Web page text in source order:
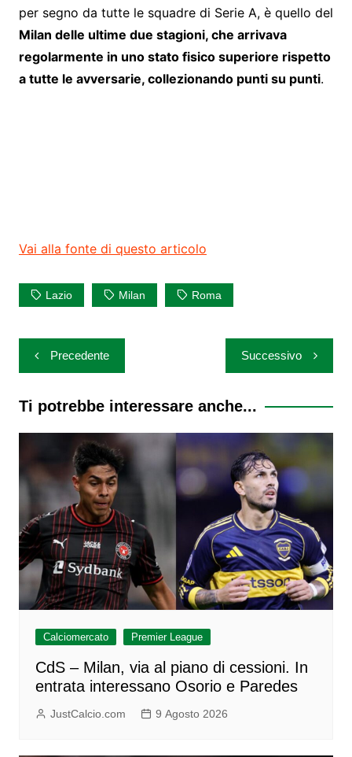
per segno da tutte le squadre di Serie A, è quello del
Milan delle ultime due stagioni, che arrivava
regolarmente in uno stato fisico superiore rispetto
a tutte le avversarie, collezionando punti su punti.
Vai alla fonte di questo articolo
Lazio Milan Roma
Navigazione
articoli
Precedente Successivo
Ti potrebbe interessare anche...
Calciomercato Premier League
CdS – Milan, via al piano di cessioni. In
entrata interessano Osorio e Paredes
JustCalcio.com 9 Agosto 2026